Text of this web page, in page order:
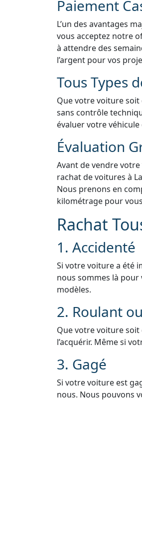
Paiement
L’un des avantages
vous acceptez notre
à attendre des
l’argent pour vos
Tous Types
Que votre voiture
sans contrôle
évaluer votre
Évaluation
Avant de vendre
rachat de voitures à
Nous prenons en
kilométrage pour
Rachat
1. Accidenté
Si votre voiture a été
nous sommes là
modèles.
2. Roulant
Que votre voiture soit
l’acquérir. Même si
3. Gagé
Si votre voiture est
nous. Nous pouvons